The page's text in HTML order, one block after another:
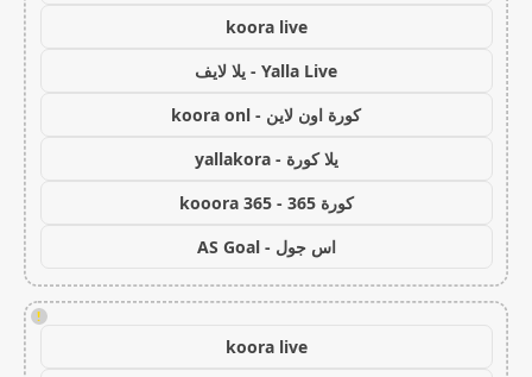
koora live
Yalla Live - يلا لايف
كورة اون لاين - koora onl
يلا كورة - yallakora
كورة 365 - kooora 365
اس جول - AS Goal
!
koora live